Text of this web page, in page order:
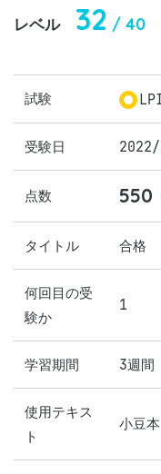
レベル 32 / 40
試験
受験日
点数 550
タイトル 合格
何回目の受
験か
1
学習期間 3週間
使用テキス
ト
小豆本